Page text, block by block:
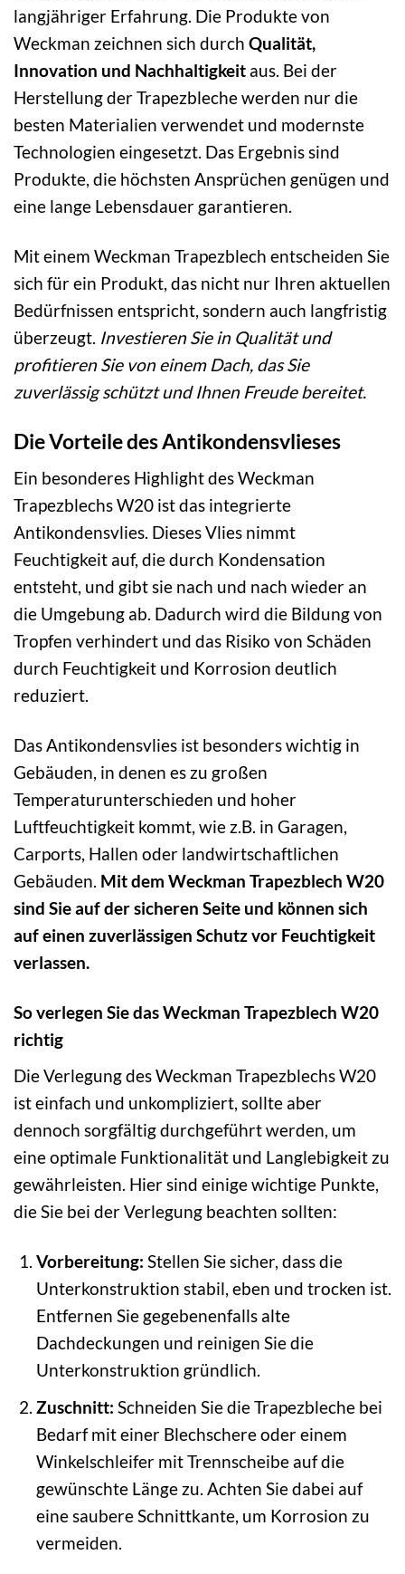
langjähriger Erfahrung. Die Produkte von
Weckman zeichnen sich durch Qualität,
Innovation und Nachhaltigkeit aus. Bei der
Herstellung der Trapezbleche werden nur die
besten Materialien verwendet und modernste
Technologien eingesetzt. Das Ergebnis sind
Produkte, die höchsten Ansprüchen genügen und
eine lange Lebensdauer garantieren.
Mit einem Weckman Trapezblech entscheiden Sie
sich für ein Produkt, das nicht nur Ihren aktuellen
Bedürfnissen entspricht, sondern auch langfristig
überzeugt. Investieren Sie in Qualität und
profitieren Sie von einem Dach, das Sie
zuverlässig schützt und Ihnen Freude bereitet.
Die Vorteile des Antikondensvlieses
Ein besonderes Highlight des Weckman
Trapezblechs W20 ist das integrierte
Antikondensvlies. Dieses Vlies nimmt
Feuchtigkeit auf, die durch Kondensation
entsteht, und gibt sie nach und nach wieder an
die Umgebung ab. Dadurch wird die Bildung von
Tropfen verhindert und das Risiko von Schäden
durch Feuchtigkeit und Korrosion deutlich
reduziert.
Das Antikondensvlies ist besonders wichtig in
Gebäuden, in denen es zu großen
Temperaturunterschieden und hoher
Luftfeuchtigkeit kommt, wie z.B. in Garagen,
Carports, Hallen oder landwirtschaftlichen
Gebäuden. Mit dem Weckman Trapezblech W20
sind Sie auf der sicheren Seite und können sich
auf einen zuverlässigen Schutz vor Feuchtigkeit
verlassen.
So verlegen Sie das Weckman Trapezblech W20
richtig
Die Verlegung des Weckman Trapezblechs W20
ist einfach und unkompliziert, sollte aber
dennoch sorgfältig durchgeführt werden, um
eine optimale Funktionalität und Langlebigkeit zu
gewährleisten. Hier sind einige wichtige Punkte,
die Sie bei der Verlegung beachten sollten:
Vorbereitung: Stellen Sie sicher, dass die
Unterkonstruktion stabil, eben und trocken ist.
Entfernen Sie gegebenenfalls alte
Dachdeckungen und reinigen Sie die
Unterkonstruktion gründlich.
Zuschnitt: Schneiden Sie die Trapezbleche bei
Bedarf mit einer Blechschere oder einem
Winkelschleifer mit Trennscheibe auf die
gewünschte Länge zu. Achten Sie dabei auf
eine saubere Schnittkante, um Korrosion zu
vermeiden.